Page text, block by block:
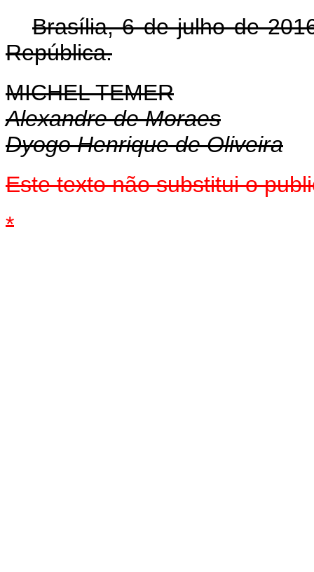
Brasília, 6 de julho de
República.
MICHEL TEMER
Alexandre de Moraes
Dyogo Henrique de Oliveira
Este texto não substitui o
*